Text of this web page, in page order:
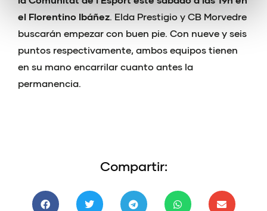
el Florentino Ibáñez. Elda Prestigio y CB Morvedre
buscarán empezar con buen pie. Con nueve y seis
puntos respectivamente, ambos equipos tienen
en su mano encarrilar cuanto antes la
permanencia.
Compartir: